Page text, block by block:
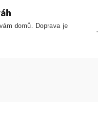
domů. Doprava je